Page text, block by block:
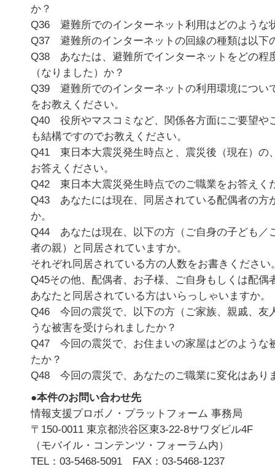
か？
Q36 避難所でのインターネット利用はどのような
Q37 避難所のインターネットの回線の種類は以下
Q38 あなたは、避難所でインターネットをどの程
（なりました）か？
Q39 避難所でのインターネットの利用環境につい
をお教えください。
Q40 役所やマスコミなど、関係各方面にご要望や
も結構ですのでお教えください。
Q41 東日本大震災発生時点と、震災後（現在）の
お答えください。
Q42 東日本大震災発生時点でのご職業をお答えく
Q43 あなたには現在、同居されている配偶者の方
か。
Q44 あなたは現在、以下の方（ご自身の子ども／
者の親）と同居されていますか。
それぞれ同居されている方の人数をお書きください
Q45その他、配偶者、お子様、ご自身もしくは配偶
あなたと同居されている方はいらっしゃいますか。
Q46 今回の震災で、以下の方（ご家族、親戚、友
うな被害を受けられましたか？
Q47 今回の震災で、お住まいの家屋はどのような
たか？
Q48 今回の震災で、あなたのご職業に変化はあり
●本件のお問い合わせ先
情報支援プロボノ・プラットフォーム 事務局
〒150-0011 東京都渋谷区東3-22-8サワダビル4F
（モバイル・コンテンツ・フォーラム内）
TEL：03-5468-5091 FAX：03-5468-1237